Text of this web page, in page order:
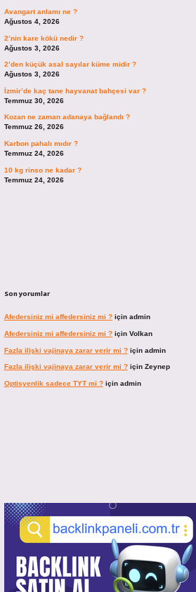
Avangart anlamı ne ?
Ağustos 4, 2026
2’nin kare kökü nedir ?
Ağustos 3, 2026
2’den küçük asal sayılar küme midir ?
Ağustos 3, 2026
İzmir’de kaç tane hayvanat bahçesi var ?
Temmuz 30, 2026
Kozan ne zaman adanaya bağlandı ?
Temmuz 26, 2026
Karbon pahalı mıdır ?
Temmuz 24, 2026
10 kg rinso ne kadar ?
Temmuz 24, 2026
Son yorumlar
Afedersiniz mi affedersiniz mi ?için admin
Afedersiniz mi affedersiniz mi ?için Volkan
Fazla ilişki vajinaya zarar verir mi ?için admin
Fazla ilişki vajinaya zarar verir mi ?için Zeynep
Optisyenlik sadece TYT mi ?için admin